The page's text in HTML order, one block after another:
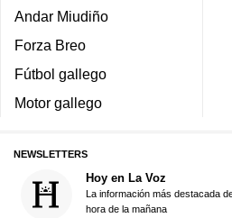
Andar Miudiño
Forza Breo
Fútbol gallego
Motor gallego
NEWSLETTERS
Hoy en La Voz
La información más destacada
hora de la mañana